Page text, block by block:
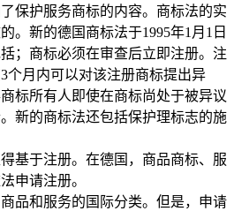
保护服务商标的内容。商标法的实
。新的德国商标法于1995年1月1日
；商标必须在审查后立即注册。注
个月内可以对该注册商标提出异
标所有人即使在商标尚处于被异议
新的商标法还包括保护理标志的施
基于注册。在德国，商品商标、服
申请注册。
品和服务的国际分类。但是，申请